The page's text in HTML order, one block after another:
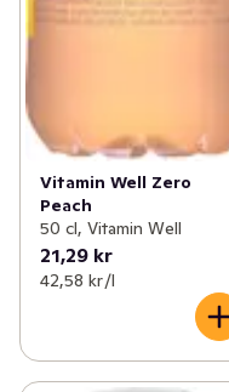
Vitamin Well Zero
Peach
50 cl, Vitamin Well
21,29 kr
42,58 kr /l